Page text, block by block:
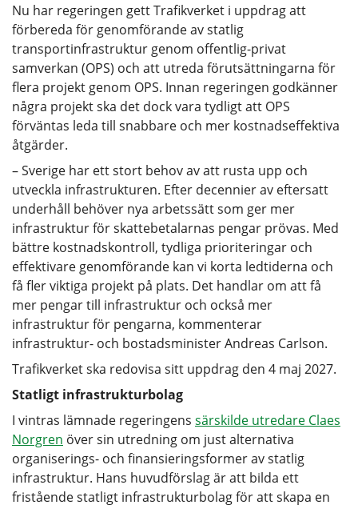
Nu har regeringen gett Trafikverket i uppdrag att
förbereda för genomförande av statlig
transportinfrastruktur genom offentlig-privat
samverkan (OPS) och att utreda förutsättningarna för
flera projekt genom OPS. Innan regeringen godkänner
några projekt ska det dock vara tydligt att OPS
förväntas leda till snabbare och mer kostnadseffektiva
åtgärder.
– Sverige har ett stort behov av att rusta upp och
utveckla infrastrukturen. Efter decennier av eftersatt
underhåll behöver nya arbetssätt som ger mer
infrastruktur för skattebetalarnas pengar prövas. Med
bättre kostnadskontroll, tydliga prioriteringar och
effektivare genomförande kan vi korta ledtiderna och
få fler viktiga projekt på plats. Det handlar om att få
mer pengar till infrastruktur och också mer
infrastruktur för pengarna, kommenterar
infrastruktur- och bostadsminister Andreas Carlson.
Trafikverket ska redovisa sitt uppdrag den 4 maj 2027.
Statligt infrastrukturbolag
I vintras lämnade regeringens särskilde utredare Claes
Norgren över sin utredning om just alternativa
organiserings- och finansieringsformer av statlig
infrastruktur. Hans huvudförslag är att bilda ett
fristående statligt infrastrukturbolag för att skapa en